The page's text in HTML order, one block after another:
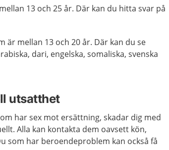
13 och 25 år. Där kan du hitta svar på
är mellan 13 och 20 år. Där kan du se
dari, engelska, somaliska, svenska
utsatthet
har sex mot ersättning, skadar dig med
Alla kan kontakta dem oavsett kön,
som har beroendeproblem kan också få